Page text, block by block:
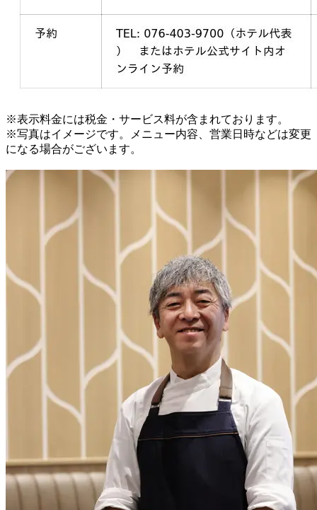
※表示料金には税金・サービス料が含まれております。
※写真はイメージです。メニュー内容、営業日時などは変更
になる場合がございます。